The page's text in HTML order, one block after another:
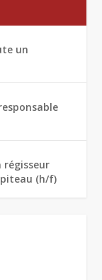
un
régisseur
(h/f)